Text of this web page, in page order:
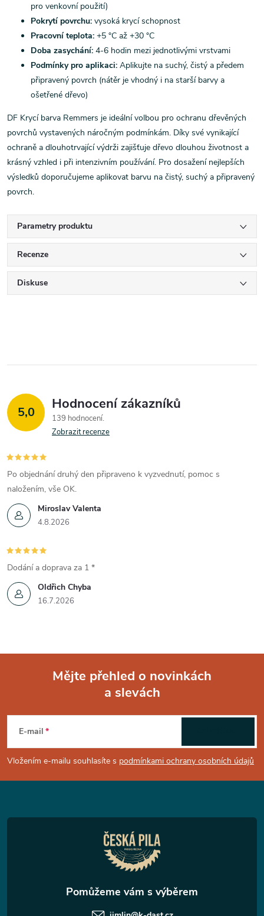
pro venkovní použití)
Pokrytí povrchu: vysoká krycí schopnost
Pracovní teplota: +5 °C až +30 °C
Doba zasychání: 4-6 hodin mezi jednotlivými vrstvami
Podmínky pro aplikaci: Aplikujte na suchý, čistý a předem
připravený povrch (nátěr je vhodný i na starší barvy a
ošetřené dřevo)
DF Krycí barva Remmers je ideální volbou pro ochranu dřevěných
povrchů vystavených náročným podmínkám. Díky své vynikající
ochraně a dlouhotrvající výdrži zajišťuje dřevo dlouhou životnost a
krásný vzhled i při intenzivním používání. Pro dosažení nejlepších
výsledků doporučujeme aplikovat barvu na čistý, suchý a připravený
povrch.
Parametry produktu
Recenze
Diskuse
5,0 Hodnocení zákazníků
139 hodnocení
Zobrazit recenze
Miroslav Valenta
4.8.2026
Po objednání druhý den připraveno k vyzvednutí, pomoc s
naložením, vše OK.
Oldřich Chyba
16.7.2026
Dodání a doprava za 1 *
p
a
t
Mějte přehled o novinkách
a slevách
E-mail
Vložením e-mailu souhlasíte s podmínkami ochrany osobních údajů